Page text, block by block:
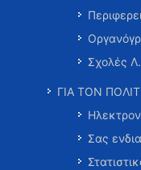
Σχολές
ΓΙΑ ΤΟΝ
Σας